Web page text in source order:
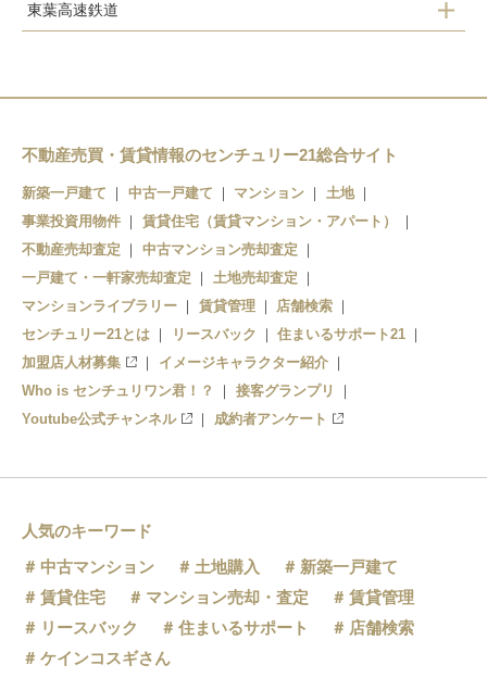
八千代台駅
東葉高速鉄道
八千代中央駅
村上駅
東葉勝田台駅
不動産売買・賃貸情報のセンチュリー21総合サイト
新築一戸建て 中古一戸建て マンション
土地
事業投資用物件
賃貸住宅（賃貸マンション・アパート）
不動産売却査定
中古マンション売却査定
一戸建て・一軒家売却査定
土地売却査定
マンションライブラリー
賃貸管理
店舗検索
センチュリー21とは
リースバック
住まいるサポート21
加盟店人材募集
イメージキャラクター紹介
Who is センチュリワン君！？
接客グランプリ
Youtube公式チャンネル
成約者アンケート
人気のキーワード
中古マンション
土地購入
新築一戸建て
賃貸住宅
マンション売却・査定
賃貸管理
リースバック
住まいるサポート
店舗検索
ケインコスギさん